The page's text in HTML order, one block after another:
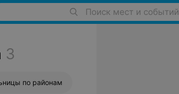
Поиск мест и событий
3
по районам